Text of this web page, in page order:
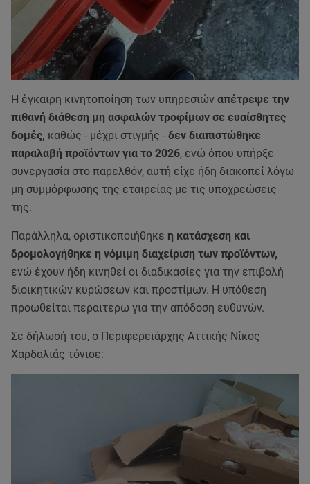
Η έγκαιρη κινητοποίηση των υπηρεσιών απέτρεψε την
πιθανή διάθεση μη ασφαλών τροφίμων σε ευαίσθητες
δομές, καθώς - μέχρι στιγμής - δεν διαπιστώθηκε
παραλαβή προϊόντων για το 2026, ενώ όπου υπήρξε
συνεργασία στο παρελθόν, αυτή είχε ήδη διακοπεί λόγω
μη συμμόρφωσης της εταιρείας με τις υποχρεώσεις
της.
Παράλληλα, οριστικοποιήθηκε η κατάσχεση και
δρομολογήθηκε η νόμιμη διαχείριση των προϊόντων,
ενώ έχουν ήδη κινηθεί οι διαδικασίες για την επιβολή
διοικητικών κυρώσεων και προστίμων. Η υπόθεση
προωθείται περαιτέρω για την απόδοση ευθυνών.
Σε δήλωσή του, ο Περιφερειάρχης Αττικής Νίκος
Χαρδαλιάς τόνισε: